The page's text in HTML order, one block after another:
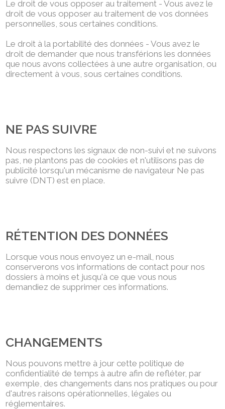
Le droit de vous opposer au traitement - Vous avez le
droit de vous opposer au traitement de vos données
personnelles, sous certaines conditions.
Le droit à la portabilité des données - Vous avez le
droit de demander que nous transférions les données
que nous avons collectées à une autre organisation, ou
directement à vous, sous certaines conditions.
NE PAS SUIVRE
Nous respectons les signaux de non-suivi et ne suivons
pas, ne plantons pas de cookies et n'utilisons pas de
publicité lorsqu'un mécanisme de navigateur Ne pas
suivre (DNT) est en place.
RÉTENTION DES DONNÉES
Lorsque vous nous envoyez un e-mail, nous
conserverons vos informations de contact pour nos
dossiers à moins et jusqu'à ce que vous nous
demandiez de supprimer ces informations.
CHANGEMENTS
Nous pouvons mettre à jour cette politique de
confidentialité de temps à autre afin de refléter, par
exemple, des changements dans nos pratiques ou pour
d'autres raisons opérationnelles, légales ou
réglementaires.